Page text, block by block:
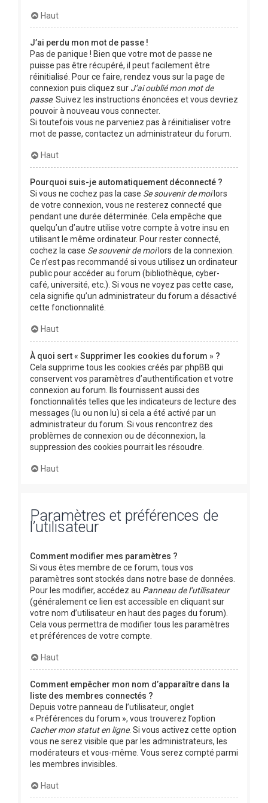
Haut
J’ai perdu mon mot de passe !
Pas de panique ! Bien que votre mot de passe ne
puisse pas être récupéré, il peut facilement être
réinitialisé. Pour ce faire, rendez vous sur la page de
connexion puis cliquez sur J’ai oublié mon mot de
passe. Suivez les instructions énoncées et vous devriez
pouvoir à nouveau vous connecter.
Si toutefois vous ne parveniez pas à réinitialiser votre
mot de passe, contactez un administrateur du forum.
Haut
Pourquoi suis-je automatiquement déconnecté ?
Si vous ne cochez pas la case Se souvenir de moilors
de votre connexion, vous ne resterez connecté que
pendant une durée déterminée. Cela empêche que
quelqu’un d’autre utilise votre compte à votre insu en
utilisant le même ordinateur. Pour rester connecté,
cochez la case Se souvenir de moilors de la connexion.
Ce n’est pas recommandé si vous utilisez un ordinateur
public pour accéder au forum (bibliothèque, cyber-
café, université, etc.). Si vous ne voyez pas cette case,
cela signifie qu’un administrateur du forum a désactivé
cette fonctionnalité.
Haut
À quoi sert « Supprimer les cookies du forum » ?
Cela supprime tous les cookies créés par phpBB qui
conservent vos paramètres d’authentification et votre
connexion au forum. Ils fournissent aussi des
fonctionnalités telles que les indicateurs de lecture des
messages (lu ou non lu) si cela a été activé par un
administrateur du forum. Si vous rencontrez des
problèmes de connexion ou de déconnexion, la
suppression des cookies pourrait les résoudre.
Haut
Paramètres et préférences de
l’utilisateur
Comment modifier mes paramètres ?
Si vous êtes membre de ce forum, tous vos
paramètres sont stockés dans notre base de données.
Pour les modifier, accédez au Panneau de l’utilisateur
(généralement ce lien est accessible en cliquant sur
votre nom d’utilisateur en haut des pages du forum).
Cela vous permettra de modifier tous les paramètres
et préférences de votre compte.
Haut
Comment empêcher mon nom d’apparaître dans la
liste des membres connectés ?
Depuis votre panneau de l’utilisateur, onglet
« Préférences du forum », vous trouverez l’option
Cacher mon statut en ligne. Si vous activez cette option
vous ne serez visible que par les administrateurs, les
modérateurs et vous-même. Vous serez compté parmi
les membres invisibles.
Haut